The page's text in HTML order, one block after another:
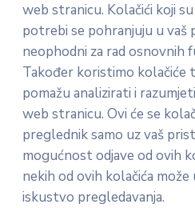
web stranicu. Kolačići koji
potrebi se pohranjuju u vaš
neophodni za rad osnovnih
Također koristimo kolačiće
pomažu analizirati i
web stranicu. Ovi će se
preglednik samo uz vaš
mogućnost odjave od ovih
nekih od ovih kolačića može
iskustvo pregledavanja.